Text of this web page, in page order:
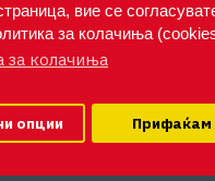
вие се
за колачиња
за колачиња
опции Прифаќам
и се согласувам со
и заштита на
by
Optimus